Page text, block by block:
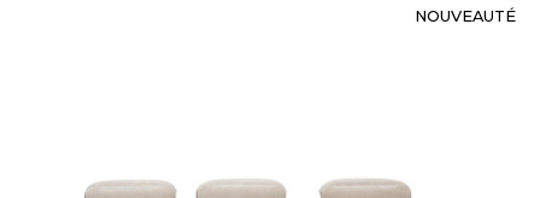
NOUVEAUTÉ